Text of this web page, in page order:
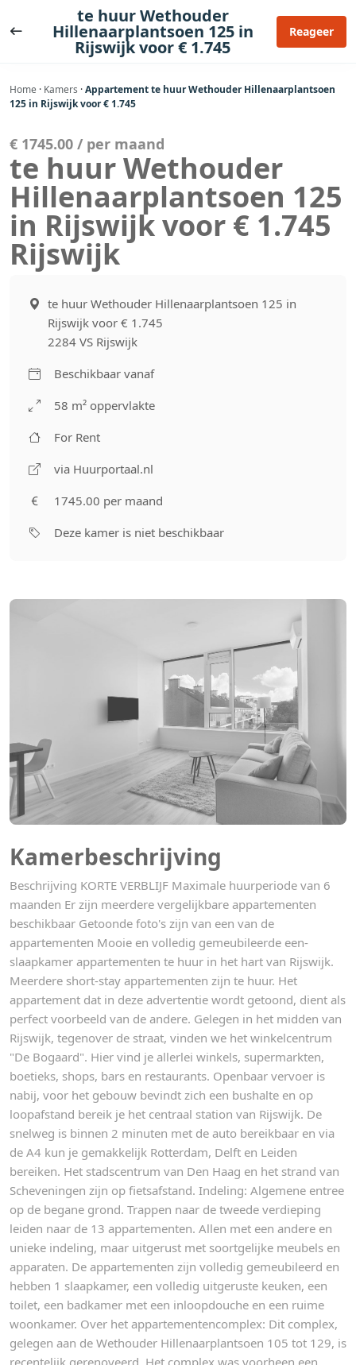
naar
te huur Wethouder
Hillenaarplantsoen 125 in
Rijswijk voor € 1.745
Reageer
Home · Kamers ·Appartement te huur Wethouder Hillenaarplantsoen
125 in Rijswijk voor € 1.745
Kamerbeschrijving
Beschrijving KORTE VERBLIJF Maximale huurperiode van 6
maanden Er zijn meerdere vergelijkbare appartementen
beschikbaar Getoonde foto's zijn van een van de
appartementen Mooie en volledig gemeubileerde een-
slaapkamer appartementen te huur in het hart van Rijswijk.
Meerdere short-stay appartementen zijn te huur. Het
appartement dat in deze advertentie wordt getoond, dient als
perfect voorbeeld van de andere. Gelegen in het midden van
Rijswijk, tegenover de straat, vinden we het winkelcentrum
"De Bogaard". Hier vind je allerlei winkels, supermarkten,
boetieks, shops, bars en restaurants. Openbaar vervoer is
nabij, voor het gebouw bevindt zich een bushalte en op
loopafstand bereik je het centraal station van Rijswijk. De
snelweg is binnen 2 minuten met de auto bereikbaar en via
de A4 kun je gemakkelijk Rotterdam, Delft en Leiden
bereiken. Het stadscentrum van Den Haag en het strand van
Scheveningen zijn op fietsafstand. Indeling: Algemene entree
op de begane grond. Trappen naar de tweede verdieping
leiden naar de 13 appartementen. Allen met een andere en
unieke indeling, maar uitgerust met soortgelijke meubels en
apparaten. De appartementen zijn volledig gemeubileerd en
hebben 1 slaapkamer, een volledig uitgeruste keuken, een
toilet, een badkamer met een inloopdouche en een ruime
woonkamer. Over het appartementencomplex: Dit complex,
gelegen aan de Wethouder Hillenaarplantsoen 105 tot 129, is
recentelijk gerenoveerd. Het complex was voorheen een
€ 1745.00 / per maand
te huur Wethouder
Hillenaarplantsoen 125
in Rijswijk voor € 1.745
Rijswijk
te huur Wethouder Hillenaarplantsoen 125 in
Rijswijk voor € 1.745
2284 VS Rijswijk
Beschikbaar vanaf
58 m² oppervlakte
For Rent
via Huurportaal.nl
1745.00 per maand
Deze kamer is niet beschikbaar